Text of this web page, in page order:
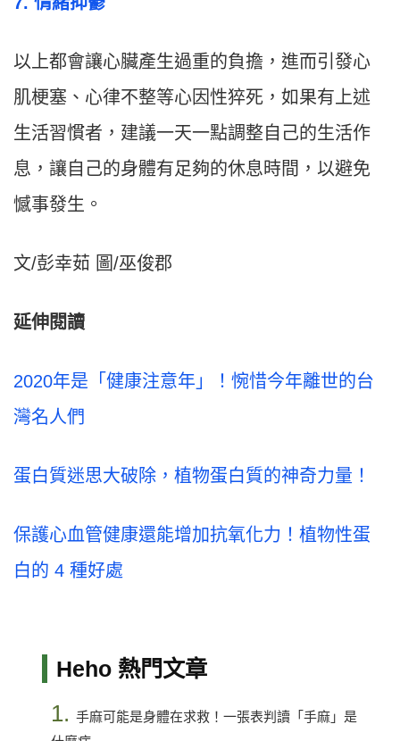
以上都會讓⼼臟產⽣過重的負擔，進⽽引發⼼
肌梗塞、⼼律不整等⼼因性猝死，如果有上述
⽣活習慣者，建議⼀天⼀點調整⾃⼰的⽣活作
息，讓⾃⼰的身體有⾜夠的休息時間，以避免
憾事發⽣。
文/彭幸茹 圖/巫俊郡
延伸閱讀
2020年是「健康注意年」！惋惜今年離世的台
灣名人們
蛋白質迷思大破除，植物蛋白質的神奇力量！
保護心血管健康還能增加抗氧化力！植物性蛋
白的 4 種好處
Heho 熱門文章
1. 手麻可能是身體在求救！一張表判讀「手麻」是